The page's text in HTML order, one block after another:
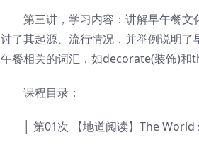
第三讲，学习内容：讲解早午餐文
讨了其起源、流行情况，并举例说明
午餐相关的词汇，如decorate(装饰)和
课程目录：
│ 第01次 【地道阅读】The World